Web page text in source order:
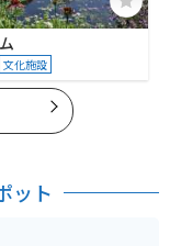
文化施設
ット